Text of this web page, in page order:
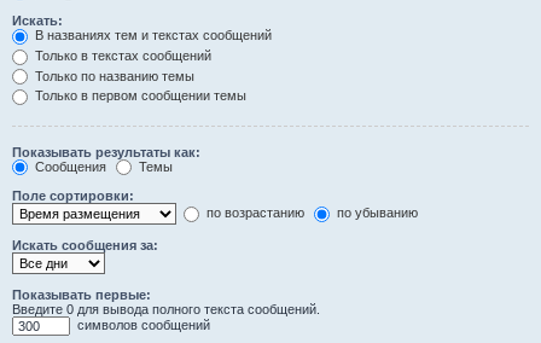
Искать:
В названиях тем и текстах сообщений
Только в текстах сообщений
Только по названию темы
Только в первом сообщении темы
Показывать результаты как:
Сообщения
Темы
Поле сортировки:
по возрастанию
по убыванию
Искать сообщения за:
Показывать первые:
Введите 0 для вывода полного текста сообщений.
символов сообщений